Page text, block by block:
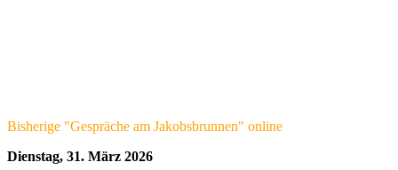
Bisherige "Gespräche am Jakobsbrunnen" online
Dienstag, 31. März 2026